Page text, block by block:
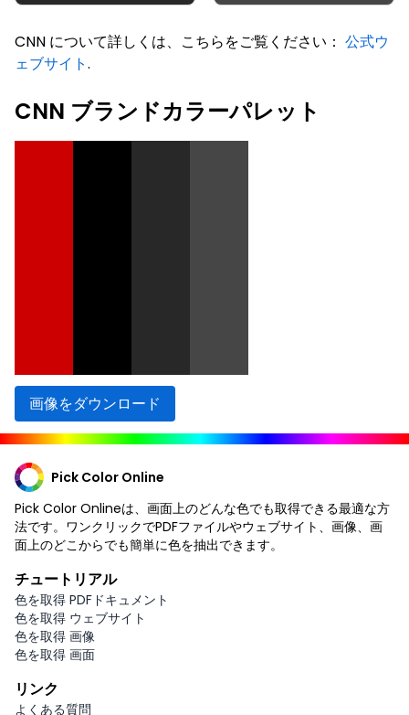
CNN について詳しくは、こちらをご覧ください： 公式ウ
ェブサイト.
CNN ブランドカラーパレット
画像をダウンロード
Pick Color Online
Pick Color Onlineは、画面上のどんな色でも取得できる最適な方
法です。ワンクリックでPDFファイルやウェブサイト、画像、画
面上のどこからでも簡単に色を抽出できます。
チュートリアル
色を取得 PDFドキュメント
色を取得 ウェブサイト
色を取得 画像
色を取得 画面
リンク
よくある質問